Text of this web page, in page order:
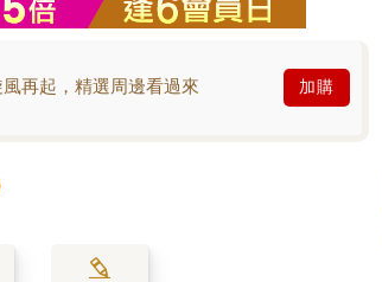
再起，精選周邊看過來 加購